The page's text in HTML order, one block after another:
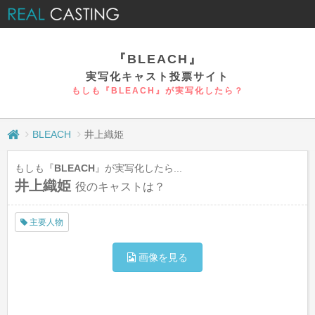
『BLEACH』
実写化キャスト投票サイト
もしも『BLEACH』が実写化したら？
BLEACH 井上織姫
もしも『 BLEACH 』が実写化したら...
井上織姫 役のキャストは？
主要人物
画像を見る